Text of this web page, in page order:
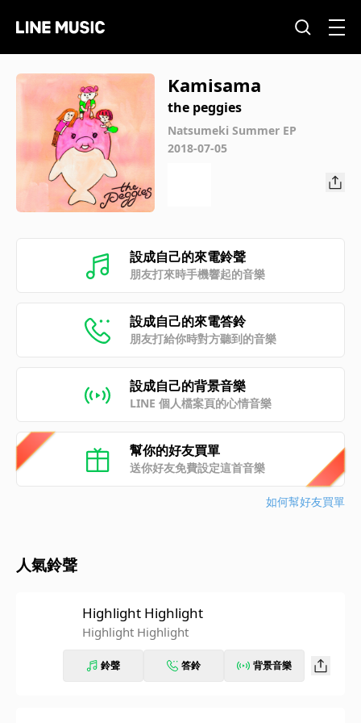
Kamisama
the peggies
Natsumeki Summer EP
2018-07-05
設成自己的來電鈴聲
朋友打來時手機響起的音樂
設成自己的來電答鈴
朋友打給你時對方聽到的音樂
設成自己的背景音樂
LINE 個人檔案頁的心情音樂
幫你的好友買單
送你好友免費設定這首音樂
如何幫好友買單
人氣鈴聲
Highlight Highlight
Highlight Highlight
鈴聲 答鈴 背景音樂